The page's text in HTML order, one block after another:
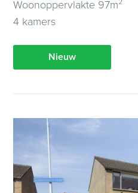
Woonoppervlakte 97m²
4 kamers
Nieuw